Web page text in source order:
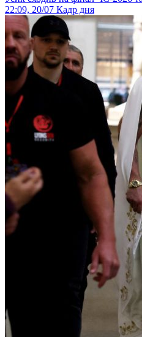
22:09, 20/07 Кадр дня